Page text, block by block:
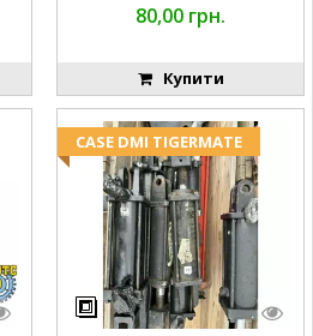
80,00 грн.
Купити
CASE DMI TIGERMATE